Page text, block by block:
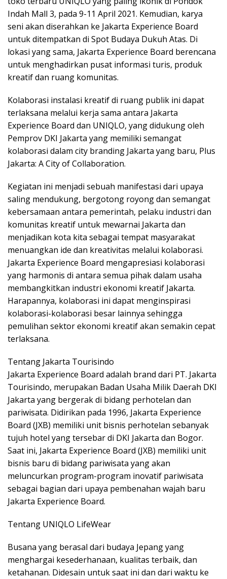
Indah Mall 3, pada 9-11 April 2021. Kemudian, karya
seni akan diserahkan ke Jakarta Experience Board
untuk ditempatkan di Spot Budaya Dukuh Atas. Di
lokasi yang sama, Jakarta Experience Board berencana
untuk menghadirkan pusat informasi turis, produk
kreatif dan ruang komunitas.
Kolaborasi instalasi kreatif di ruang publik ini dapat
terlaksana melalui kerja sama antara Jakarta
Experience Board dan UNIQLO, yang didukung oleh
Pemprov DKI Jakarta yang memiliki semangat
kolaborasi dalam city branding Jakarta yang baru, Plus
Jakarta: A City of Collaboration.
Kegiatan ini menjadi sebuah manifestasi dari upaya
saling mendukung, bergotong royong dan semangat
kebersamaan antara pemerintah, pelaku industri dan
komunitas kreatif untuk mewarnai Jakarta dan
menjadikan kota kita sebagai tempat masyarakat
menuangkan ide dan kreativitas melalui kolaborasi.
Jakarta Experience Board mengapresiasi kolaborasi
yang harmonis di antara semua pihak dalam usaha
membangkitkan industri ekonomi kreatif Jakarta.
Harapannya, kolaborasi ini dapat menginspirasi
kolaborasi-kolaborasi besar lainnya sehingga
pemulihan sektor ekonomi kreatif akan semakin cepat
terlaksana.
Tentang Jakarta Tourisindo
Jakarta Experience Board adalah brand dari PT. Jakarta
Tourisindo, merupakan Badan Usaha Milik Daerah DKI
Jakarta yang bergerak di bidang perhotelan dan
pariwisata. Didirikan pada 1996, Jakarta Experience
Board (JXB) memiliki unit bisnis perhotelan sebanyak
tujuh hotel yang tersebar di DKI Jakarta dan Bogor.
Saat ini, Jakarta Experience Board (JXB) memiliki unit
bisnis baru di bidang pariwisata yang akan
meluncurkan program-program inovatif pariwisata
sebagai bagian dari upaya pembenahan wajah baru
Jakarta Experience Board.
Tentang UNIQLO LifeWear
Busana yang berasal dari budaya Jepang yang
menghargai kesederhanaan, kualitas terbaik, dan
ketahanan. Didesain untuk saat ini dan dari waktu ke